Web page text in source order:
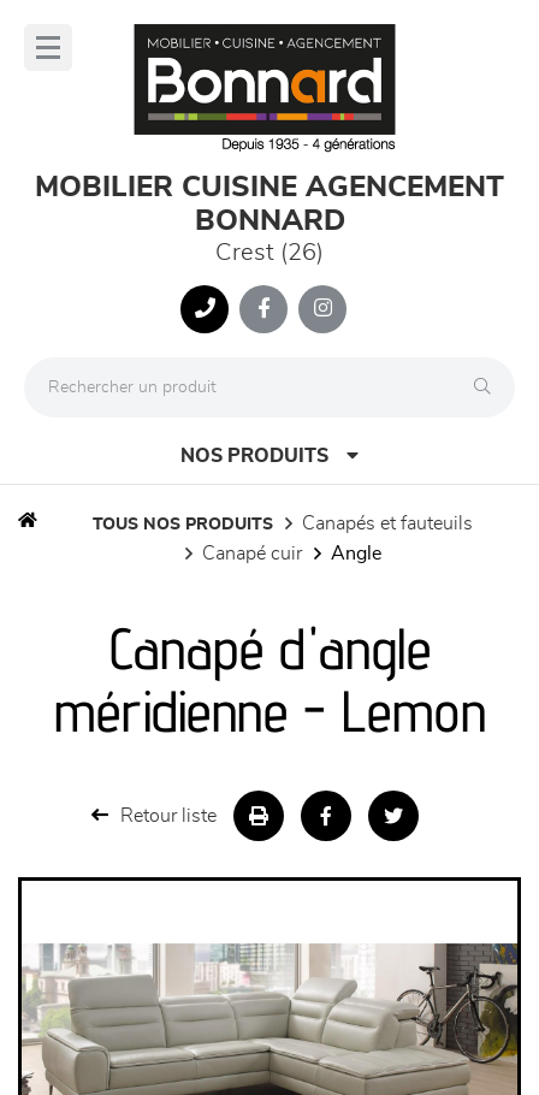
MOBILIER CUISINE AGENCEMENT
BONNARD
Crest (26)
NOS PRODUITS
meubles de complément
TOUS NOS PRODUITS
canapés et fauteuils
canapé cuir
angle
Canapé d'angle
méridienne - Lemon
Retour liste